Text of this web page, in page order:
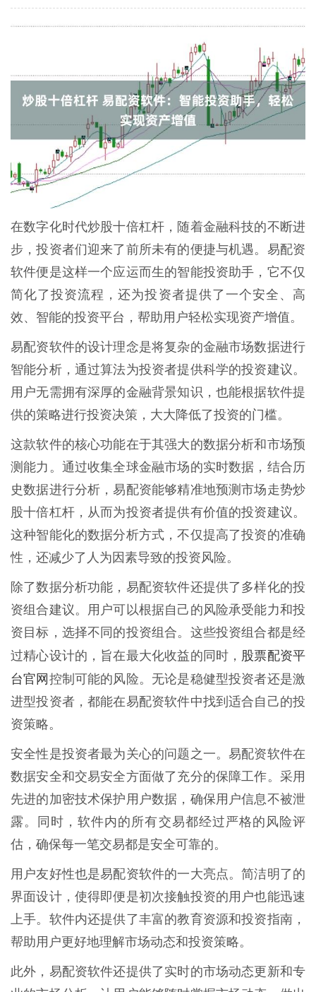
在数字化时代炒股十倍杠杆，随着金融科技的不断进
步，投资者们迎来了前所未有的便捷与机遇。易配资
软件便是这样一个应运而生的智能投资助手，它不仅
简化了投资流程，还为投资者提供了一个安全、高
效、智能的投资平台，帮助用户轻松实现资产增值。
易配资软件的设计理念是将复杂的金融市场数据进行
智能分析，通过算法为投资者提供科学的投资建议。
用户无需拥有深厚的金融背景知识，也能根据软件提
供的策略进行投资决策，大大降低了投资的门槛。
这款软件的核心功能在于其强大的数据分析和市场预
测能力。通过收集全球金融市场的实时数据，结合历
史数据进行分析，易配资能够精准地预测市场走势炒
股十倍杠杆，从而为投资者提供有价值的投资建议。
这种智能化的数据分析方式，不仅提高了投资的准确
性，还减少了人为因素导致的投资风险。
除了数据分析功能，易配资软件还提供了多样化的投
资组合建议。用户可以根据自己的风险承受能力和投
资目标，选择不同的投资组合。这些投资组合都是经
过精心设计的，旨在最大化收益的同时， 股票配资平
台官网控制可能的风险。无论是稳健型投资者还是激
进型投资者，都能在易配资软件中找到适合自己的投
资策略。
安全性是投资者最为关心的问题之一。易配资软件在
数据安全和交易安全方面做了充分的保障工作。采用
先进的加密技术保护用户数据，确保用户信息不被泄
露。同时，软件内的所有交易都经过严格的风险评
估，确保每一笔交易都是安全可靠的。
用户友好性也是易配资软件的一大亮点。简洁明了的
界面设计，使得即便是初次接触投资的用户也能迅速
上手。软件内还提供了丰富的教育资源和投资指南，
帮助用户更好地理解市场动态和投资策略。
此外，易配资软件还提供了实时的市场动态更新和专